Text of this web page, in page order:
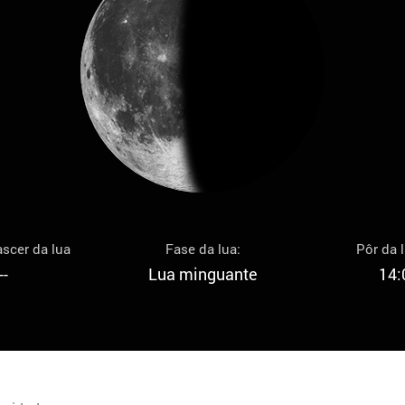
da lua Fase da lua:
Lua minguante
Pôr da